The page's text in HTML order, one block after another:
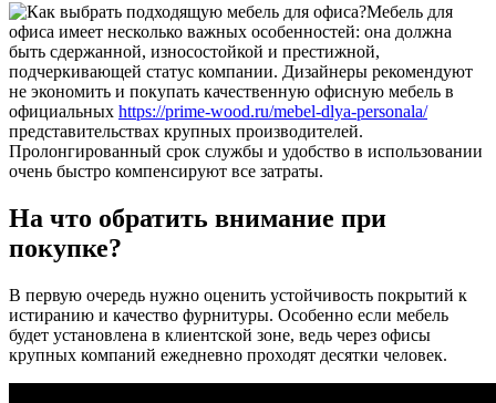
Мебель для
офиса имеет несколько важных особенностей: она должна
быть сдержанной, износостойкой и престижной,
подчеркивающей статус компании. Дизайнеры рекомендуют
не экономить и покупать качественную офисную мебель в
официальных https://prime-wood.ru/mebel-dlya-personala/
представительствах крупных производителей.
Пролонгированный срок службы и удобство в использовании
очень быстро компенсируют все затраты.
На что обратить внимание при
покупке?
В первую очередь нужно оценить устойчивость покрытий к
истиранию и качество фурнитуры. Особенно если мебель
будет установлена в клиентской зоне, ведь через офисы
крупных компаний ежедневно проходят десятки человек.